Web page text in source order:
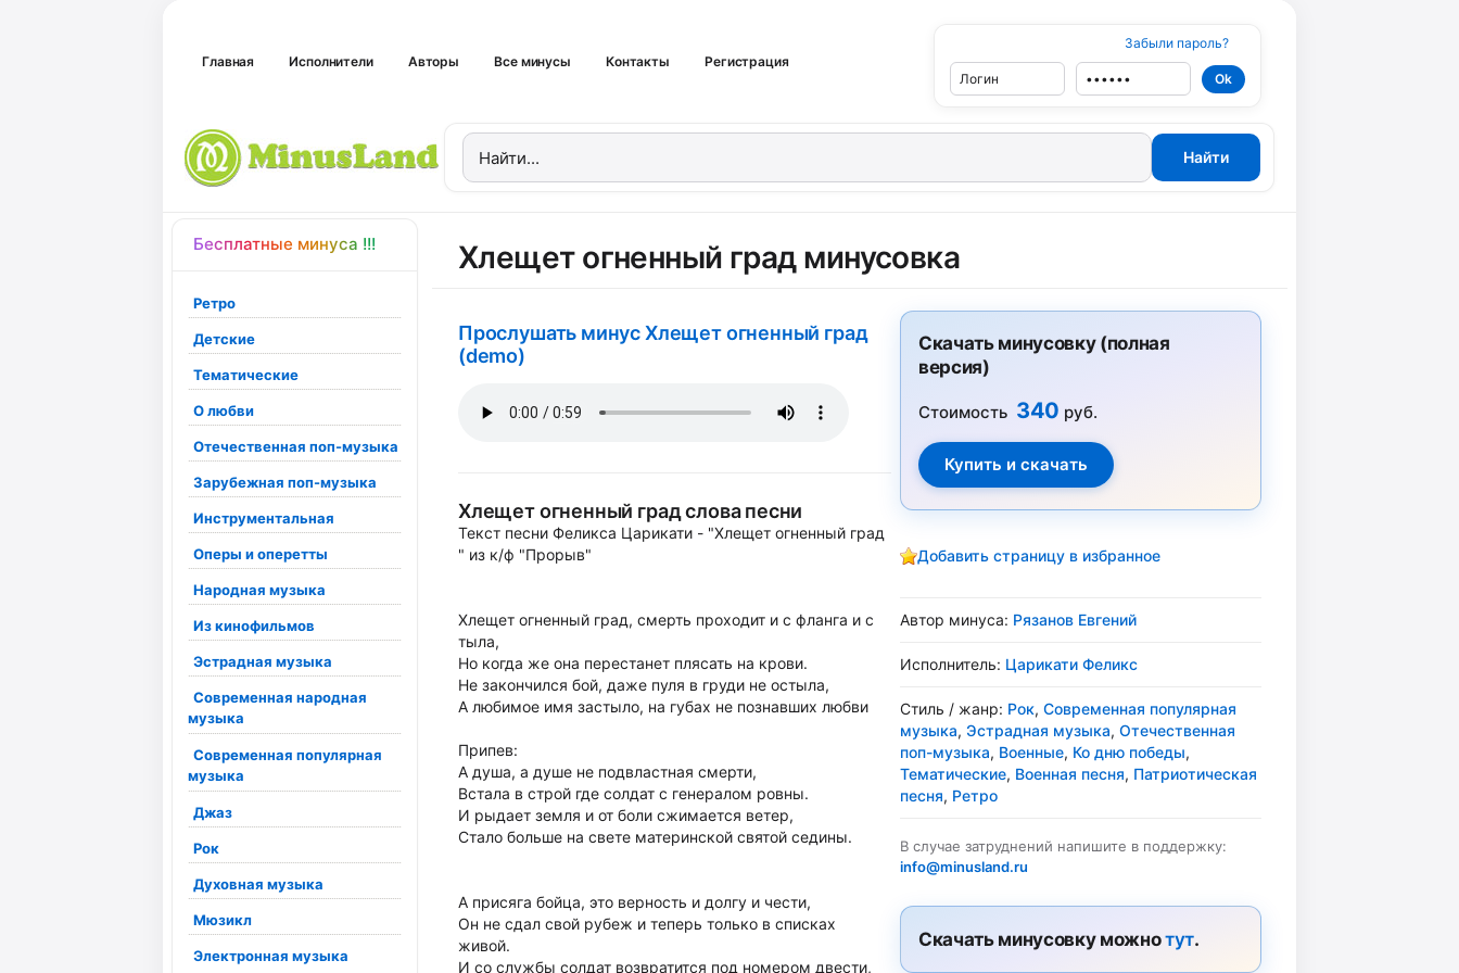
Главная Исполнители Авторы Все минусы Контакты Регистрация
Забыли пароль?
Бесплатные минуса !!!
Ретро
Детские
Тематические
О любви
Отечественная поп-музыка
Зарубежная поп-музыка
Инструментальная
Оперы и оперетты
Народная музыка
Из кинофильмов
Эстрадная музыка
Современная народная
музыка
Современная популярная
музыка
Джаз
Рок
Духовная музыка
Мюзикл
Электронная музыка
Хлещет огненный град минусовка
Прослушать минус Хлещет огненный град
(demo)
Хлещет огненный град слова песни
Текст песни Феликса Царикати - "Хлещет огненный град
" из к/ф "Прорыв"
Хлещет огненный град, смерть проходит и с фланга и с
тыла,
Но когда же она перестанет плясать на крови.
Не закончился бой, даже пуля в груди не остыла,
А любимое имя застыло, на губах не познавших любви
Припев:
А душа, а душе не подвластная смерти,
Встала в строй где солдат с генералом ровны.
И рыдает земля и от боли сжимается ветер,
Стало больше на свете материнской святой седины.
А присяга бойца, это верность и долгу и чести,
Он не сдал свой рубеж и теперь только в списках
живой.
И со службы солдат возвратится под номером двести,
Скачать минусовку (полная
версия)
Стоимость 340 руб.
Добавить страницу в избранное
Автор минуса: Рязанов Евгений
Исполнитель: Царикати Феликс
Стиль / жанр: Рок, Современная популярная
музыка, Эстрадная музыка, Отечественная
поп-музыка, Военные, Ко дню победы,
Тематические, Военная песня, Патриотическая
песня, Ретро
В случае затруднений напишите в поддержку:
info@minusland.ru
Скачать минусовку можнотут.